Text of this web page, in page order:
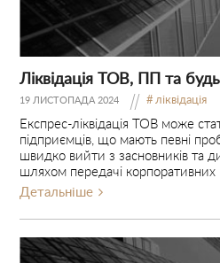
Ліквідація ТОВ, ПП та
19 ЛИСТОПАДА 2024 ліквідація
Експрес-ліквідація ТОВ може
підприємців, що мають певні
швидко вийти з засновників та
шляхом передачі корпоративних
Детальніше